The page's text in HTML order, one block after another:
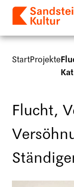
StartProjekte
Flucht,